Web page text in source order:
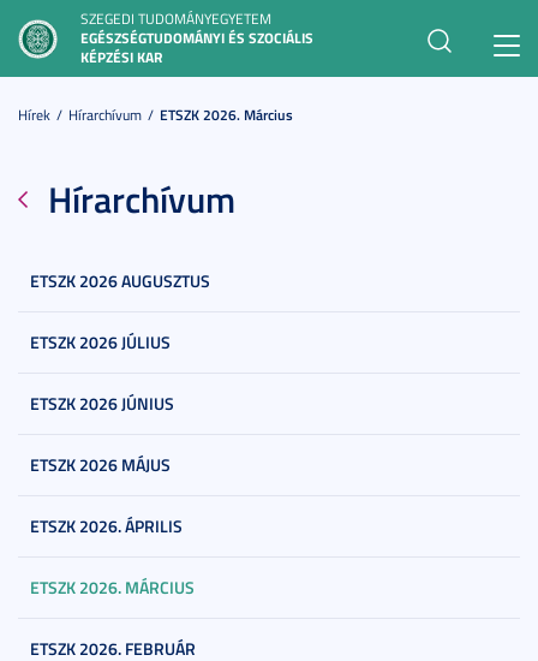
SZEGEDI TUDOMÁNYEGYETEM
EGÉSZSÉGTUDOMÁNYI ÉS SZOCIÁLIS
KÉPZÉSI KAR
Hírek Hírarchívum ETSZK 2026. Március
Hírarchívum
ETSZK 2026 AUGUSZTUS
ETSZK 2026 JÚLIUS
ETSZK 2026 JÚNIUS
ETSZK 2026 MÁJUS
ETSZK 2026. ÁPRILIS
ETSZK 2026. MÁRCIUS
ETSZK 2026. FEBRUÁR